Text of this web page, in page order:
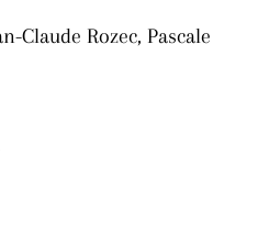
Claude Rozec, Pascale